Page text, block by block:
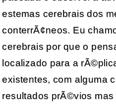
estemas cerebrais dos
conterrÃ¢neos. Eu
cerebrais por que o
localizado para a
existentes, com alguma
resultados prÃ©vios